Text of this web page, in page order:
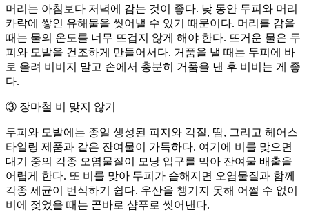
머리는 아침보다 저녁에 감는 것이 좋다. 낮 동안 두피와 머리
카락에 쌓인 유해물을 씻어낼 수 있기 때문이다. 머리를 감을
때는 물의 온도를 너무 뜨겁지 않게 해야 한다. 뜨거운 물은 두
피와 모발을 건조하게 만들어서다. 거품을 낼 때는 두피에 바
로 올려 비비지 말고 손에서 충분히 거품을 낸 후 비비는 게 좋
다.
③ 장마철 비 맞지 않기
두피와 모발에는 종일 생성된 피지와 각질, 땀, 그리고 헤어스
타일링 제품과 같은 잔여물이 가득하다. 여기에 비를 맞으면
대기 중의 각종 오염물질이 모낭 입구를 막아 잔여물 배출을
어렵게 한다. 또 비를 맞아 두피가 습해지면 오염물질과 함께
각종 세균이 번식하기 쉽다. 우산을 챙기지 못해 어쩔 수 없이
비에 젖었을 때는 곧바로 샴푸로 씻어낸다.